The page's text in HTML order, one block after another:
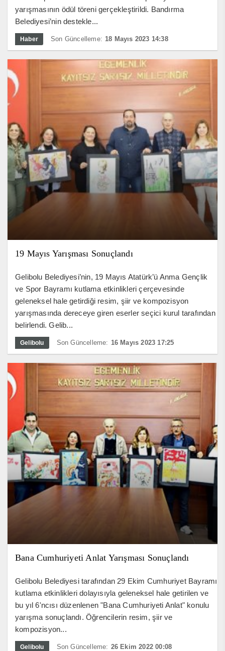
yarışmasının ödül töreni gerçekleştirildi. Bandırma
Belediyesi’nin destekle...
Haber Son Güncelleme: 18 Mayıs 2023 14:38
19 Mayıs Yarışması Sonuçlandı
Gelibolu Belediyesi’nin, 19 Mayıs Atatürk’ü Anma Gençlik
ve Spor Bayramı kutlama etkinlikleri çerçevesinde
geleneksel hale getirdiği resim, şiir ve kompozisyon
yarışmasında dereceye giren eserler seçici kurul tarafından
belirlendi. Gelib...
Gelibolu Son Güncelleme: 16 Mayıs 2023 17:25
Bana Cumhuriyeti Anlat Yarışması Sonuçlandı
Gelibolu Belediyesi tarafından 29 Ekim Cumhuriyet Bayramı
kutlama etkinlikleri dolayısıyla geleneksel hale getirilen ve
bu yıl 6'ncısı düzenlenen "Bana Cumhuriyeti Anlat" konulu
yarışma sonuçlandı. Öğrencilerin resim, şiir ve
kompozisyon...
Gelibolu Son Güncelleme: 26 Ekim 2022 00:08